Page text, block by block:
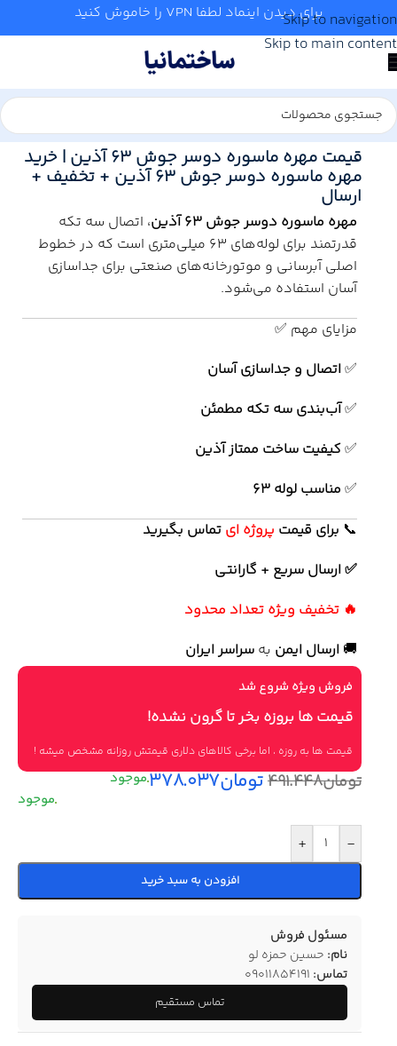
Skip to navigation
Skip to main content
برای دیدن اینماد لطفا VPN را خاموش کنید
آب و تاسیسات
قیمت مهره ماسوره دوسر جوش 63 آذین | خرید
مهره ماسوره دوسر جوش 63 آذین + تخفیف +
ارسال
مهره ماسوره دوسر جوش 63 آذین
، اتصال سه تکه
قدرتمند برای لوله‌های ۶۳ میلی‌متری است که در خطوط
اصلی آبرسانی و موتورخانه‌های صنعتی برای جداسازی
آسان استفاده می‌شود.
مزایای مهم ✅
✅اتصال و جداسازی آسان
✅آب‌بندی سه تکه مطمئن
✅کیفیت ساخت ممتاز آذین
✅ مناسب لوله 63
📞 برای قیمت پروژه ای تماس بگیرید
✅ ارسال سریع + گارانتی
🔥 تخفیف ویژه تعداد محدود
🚚 ارسال ایمن به سراسر ایران
فروش ویژه شروع شد
قیمت ها بروزه بخر تا گرون نشده!
قیمت ها به روزه ، اما برخی کالاهای دلاری قیمتش روزانه مشخص میشه !
تومان۴۹۱.۴۴۸تومان۳۷۸.۰۳۷
-
+
افزودن به سبد خرید
مسئول فروش
نام: حسین حمزه لو
تماس: 09011854191
تماس مستقیم